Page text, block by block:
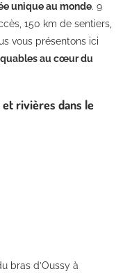
unique au monde. 9
150 km de sentiers,
vous présentons ici
au cœur du
et rivières dans le
bras d’Oussy à